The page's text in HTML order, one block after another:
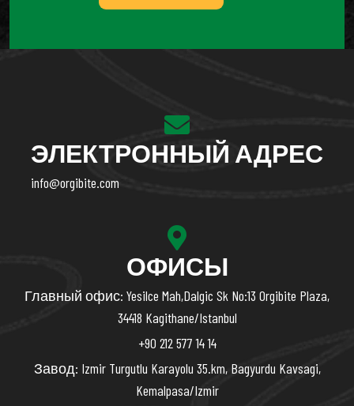
ЭЛЕКТРОННЫЙ АДРЕС
info@orgibite.com
ОФИСЫ
Главный офис: Yesilce Mah,Dalgic Sk No:13 Orgibite Plaza,
34418 Kagithane/Istanbul
+90 212 577 14 14
Завод: Izmir Turgutlu Karayolu 35.km, Bagyurdu Kavsagi,
Kemalpasa/Izmir